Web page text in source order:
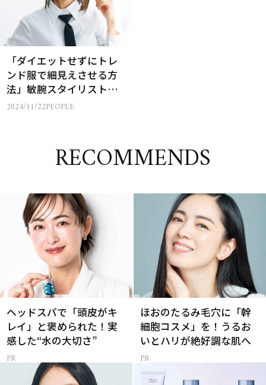
「ダイエットせずにトレ
ンド服で細見えさせる方
法」敏腕スタイリストさ
んの回答は？
2024/11/22PEOPLE
RECOMMENDS
ヘッドスパで「頭皮がキ
レイ」と褒められた！実
感した“水の大切さ”
ほおのたるみ毛穴に「幹
細胞コスメ」を！うるお
いとハリが絶好調な肌へ